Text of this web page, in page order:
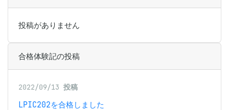
投稿がありません
合格体験記の投稿
2022/09/13 投稿
LPIC202を合格しました